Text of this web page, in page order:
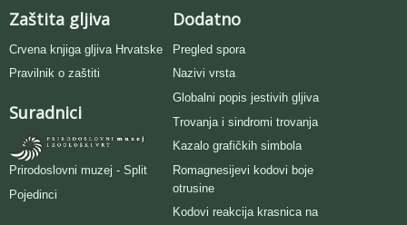
Zaštita gljiva
Crvena knjiga gljiva Hrvatske
Pravilnik o zaštiti
Suradnici
Prirodoslovni muzej - Split
Pojedinci
Dodatno
Pregled spora
Nazivi vrsta
Globalni popis jestivih gljiva
Trovanja i sindromi trovanja
Kazalo grafičkih simbola
Romagnesijevi kodovi boje
otrusine
Kodovi reakcija krasnica na